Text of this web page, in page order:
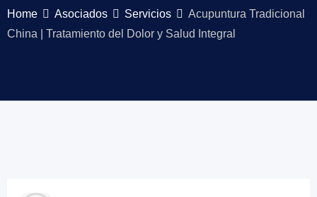
Home Asociados Servicios
Acupuntura Tradicional
China | Tratamiento del Dolor y Salud Integral